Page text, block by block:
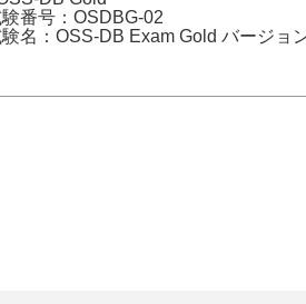
番号：OSDBG-02
名：OSS-DB Exam Gold バージョ